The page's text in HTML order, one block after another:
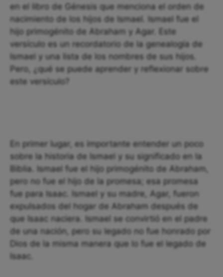
en el libro de Génesis que menciona el orden de
nacimiento de los hijos de Ismael. Ismael fue el
hijo primogénito de Abraham y Agar. Este
versículo es un recordatorio de la genealogía de
Ismael y una lista de los nombres de sus hijos.
Pero, ¿qué se puede aprender y reflexionar sobre
este versículo?
En primer lugar, es importante entender un poco
sobre la historia de Ismael y su significado en la
Biblia. Ismael fue el hijo primogénito de Abraham,
pero no fue el hijo de la promesa; esa promesa
fue para Isaac. Ismael y su madre, Agar, fueron
expulsados del hogar de Abraham después de
que Isaac naciera. Ismael se convirtió en el padre
de una nación, pero su legado no fue honrado por
Dios de la misma manera que lo fue el legado de
Isaac.